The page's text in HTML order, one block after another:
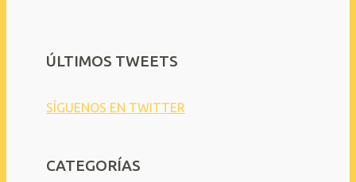
ÚLTIMOS TWEETS
SÍGUENOS EN TWITTER
CATEGORÍAS